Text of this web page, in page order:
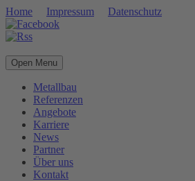
Home Impressum Datenschutz
Open Menu
Metallbau
Referenzen
Angebote
Karriere
News
Partner
Über uns
Kontakt